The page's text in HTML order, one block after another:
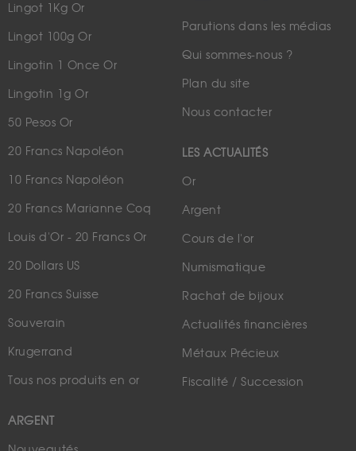
Lingot 1Kg Or
Lingot 100g Or
Lingotin 1 Once Or
Lingotin 1g Or
50 Pesos Or
20 Francs Napoléon
10 Francs Napoléon
20 Francs Marianne Coq
Louis d'Or - 20 Francs Or
20 Dollars US
20 Francs Suisse
Souverain
Krugerrand
Tous nos produits en or
ARGENT
Parutions dans les médias
Qui sommes-nous ?
Plan du site
Nous contacter
LES ACTUALITÉS
Or
Argent
Cours de l'or
Numismatique
Rachat de bijoux
Actualités financières
Métaux Précieux
Fiscalité / Succession